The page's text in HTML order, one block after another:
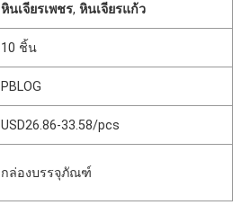
หินเจียรเพชร,หินเจียรแก้ว
10 ชิ้น
PBLOG
USD26.86-33.58/pcs
กล่องบรรจุภัณฑ์